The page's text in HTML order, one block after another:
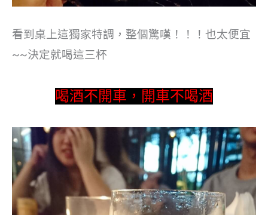
看到桌上這獨家特調，整個驚嘆！！！也太便宜
~~決定就喝這三杯
喝酒不開車，開車不喝酒